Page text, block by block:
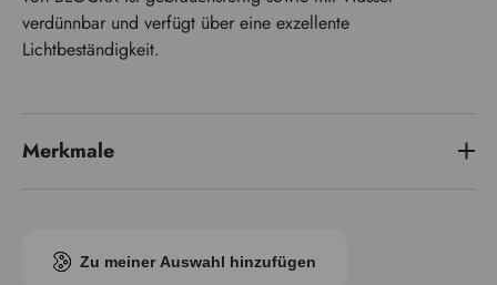
verdünnbar und verfügt über eine exzellente
Lichtbeständigkeit.
Merkmale
Zu meiner Auswahl hinzufügen